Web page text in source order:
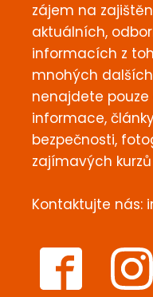
zájem na
aktuálních,
informacích z
mnohých
nenajdete pouze
informace,
bezpečnosti,
zajímavých
Kontaktujte nás: